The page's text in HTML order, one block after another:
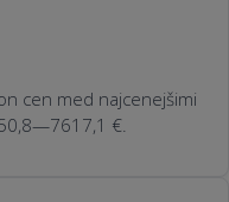
cen med najcenejšimi
€.